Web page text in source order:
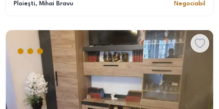
Ploiești, Mihai Bravu Negociabil